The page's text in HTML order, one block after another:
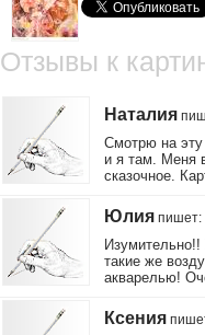
Отзывы к
Наталия
Смотрю на эту
и я там. Меня
сказочное.
Юлия пишет:
такие же
акварелью!
Ксения